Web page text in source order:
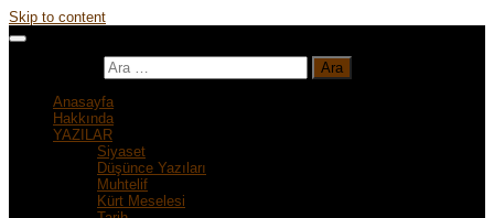
Skip to content
Anasayfa
Hakkında
YAZILAR
Siyaset
Düşünce Yazıları
Muhtelif
Kürt Meselesi